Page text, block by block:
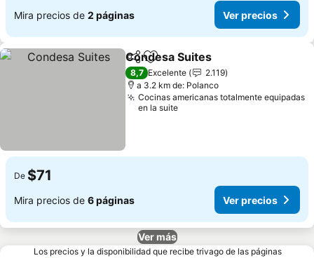
Mira precios de 2 páginas Ver precios
CompartirAgregar a favoritos
Condesa Suites
8,7 Excelente
2.119
a 3.2 km de: Polanco
Cocinas americanas totalmente equipadas
en la suite
De $71
Mira precios de 6 páginas Ver precios
Ver más
Los precios y la disponibilidad que recibe trivago de las páginas